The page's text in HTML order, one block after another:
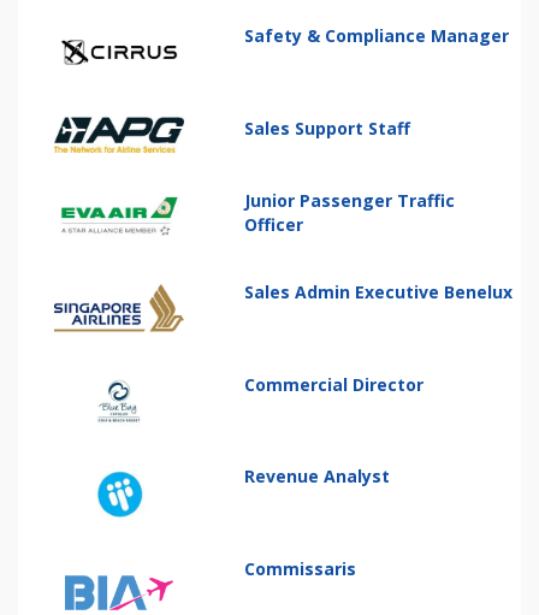
Safety & Compliance Manager
Sales Support Staff
Junior Passenger Traffic
Officer
Sales Admin Executive Benelux
Commercial Director
Revenue Analyst
Commissaris